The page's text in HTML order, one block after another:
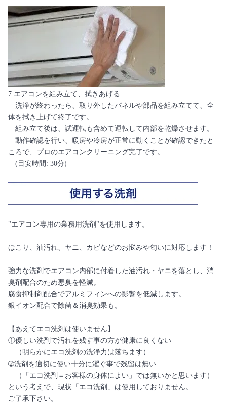
7.エアコンを組み立て、拭きあげる
洗浄が終わったら、取り外したパネルや部品を組み立てて、全
体を拭き上げて終了です。
組み立て後は、試運転も含めて運転して内部を乾燥させます。
動作確認を行い、暖房や冷房が正常に動くことが確認できたと
ころで、プロのエアコンクリーニング完了です。
(目安時間: 30分)
"エアコン専用の業務用洗剤"を使用します。
ほこり、油汚れ、ヤニ、カビなどのお悩みや匂いに対応します！
強力な洗剤でエアコン内部に付着した油汚れ・ヤニを落とし、消
臭剤配合のため悪臭を軽減。
腐食抑制剤配合でアルミフィンへの影響を低減します。
銀イオン配合で除菌＆消臭効果も。
【あえてエコ洗剤は使いません】
①優しい洗剤で汚れを残す事の方が健康に良くない
（明らかにエコ洗剤の洗浄力は落ちます）
➁洗剤を適切に使い十分に濯ぐ事で残留は無い
（「エコ洗剤＝お客様の身体によい」では無いかと思います）
という考えで、現状「エコ洗剤」は使用しておりません。
ご了承下さい。